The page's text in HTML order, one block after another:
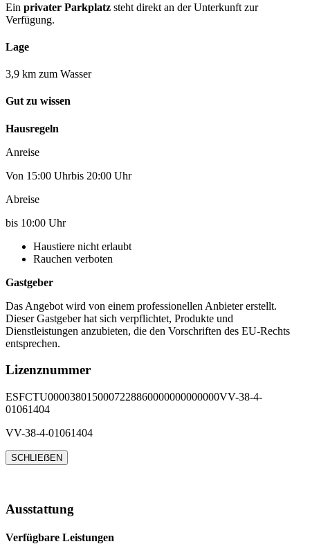
Ein privater Parkplatz steht direkt an der Unterkunft zur
Verfügung.
Lage
3,9 km zum Wasser
Gut zu wissen
Hausregeln
Anreise
Von 15:00 Uhrbis 20:00 Uhr
Abreise
bis 10:00 Uhr
Haustiere nicht erlaubt
Rauchen verboten
Gastgeber
Das Angebot wird von einem professionellen Anbieter erstellt.
Dieser Gastgeber hat sich verpflichtet, Produkte und
Dienstleistungen anzubieten, die den Vorschriften des EU-Rechts
entsprechen.
Lizenznummer
ESFCTU0000380150007228860000000000000VV-38-4-
01061404
VV-38-4-01061404
SCHLIEẞEN
Ausstattung
Verfügbare Leistungen